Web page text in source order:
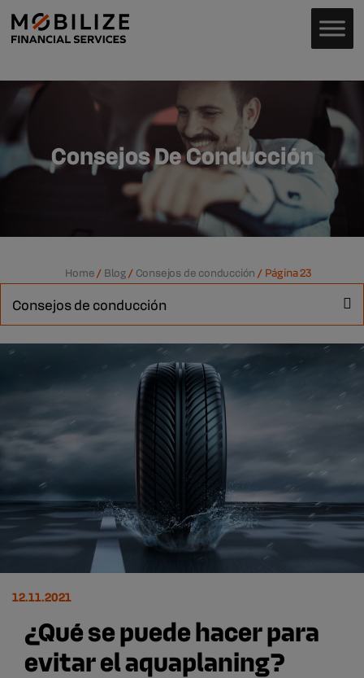
Consejos De Conducción
Home / Blog / Consejos de conducción / Página 23
12.11.2021
¿Qué se puede hacer para
evitar el aquaplaning?